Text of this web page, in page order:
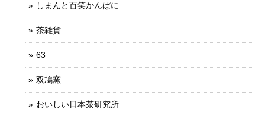
しまんと百笑かんぱに
茶雑貨
63
双鳩窯
おいしい日本茶研究所